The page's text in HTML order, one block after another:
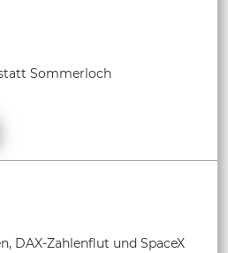
Sommerloch
DAX-Zahlenflut und SpaceX